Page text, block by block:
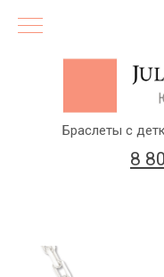
8
Браслеты с